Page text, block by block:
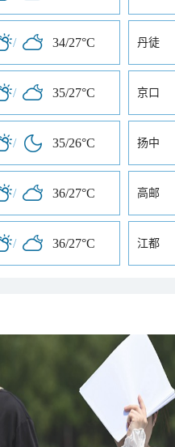
/ 34/27°C 丹徒
/ 35/27°C 京口
/ 35/26°C 扬中
/ 36/27°C 高邮
/ 36/27°C 江都